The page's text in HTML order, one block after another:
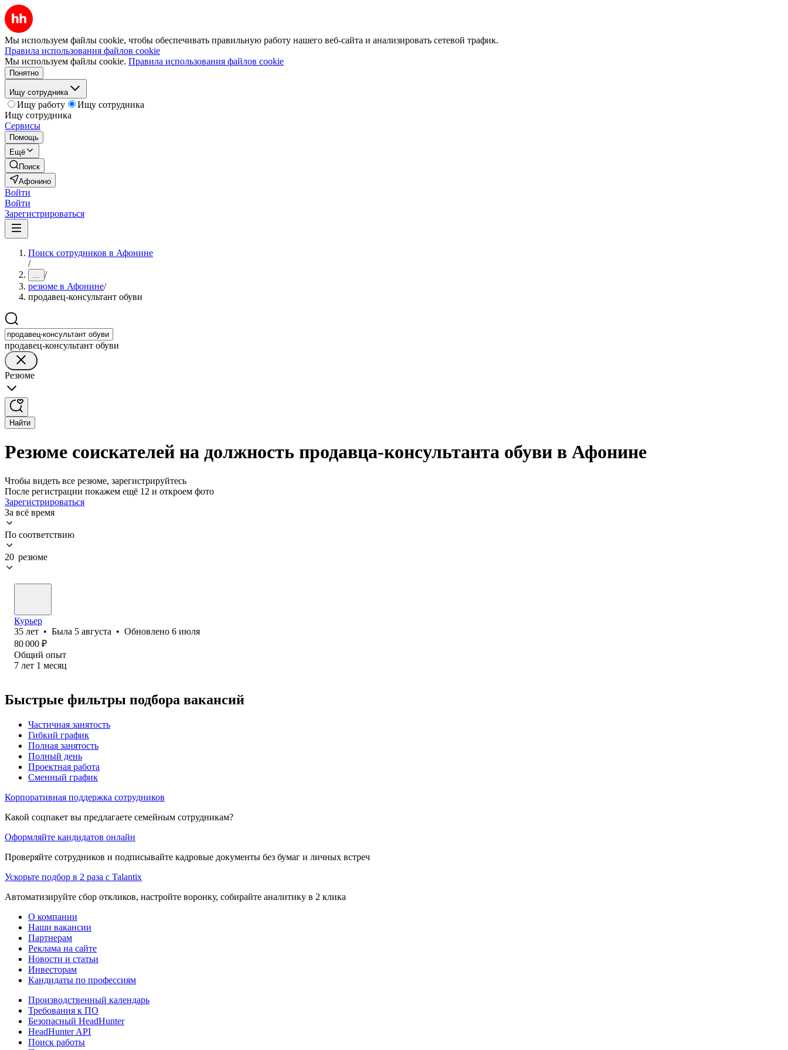
Мы используем файлы cookie, чтобы обеспечивать правильную работу нашего веб-сайта и анализировать сетевой трафик.
Правила использования файлов cookie
Мы используем файлы cookie. Правила использования файлов cookie
Понятно
Ищу сотрудника
Ищу работу
Ищу сотрудника
Ищу сотрудника
Сервисы
Помощь
Ещё
Поиск
Афонино
Войти
Войти
Зарегистрироваться
Поиск сотрудников в Афонине
/
... /
резюме в Афонине/
продавец-консультант обуви
продавец-консультант обуви
Резюме
Найти
Резюме соискателей на должность продавца-консультанта обуви в Афонине
Чтобы видеть все резюме, зарегистрируйтесь
После регистрации покажем ещё 12 и откроем фото
Зарегистрироваться
За всё время
По соответствию
20 резюме
Курьер
35 лет • Была 5 августа • Обновлено 6 июля
80 000 ₽
Общий опыт
7 лет 1 месяц
Быстрые фильтры подбора вакансий
Частичная занятость
Гибкий график
Полная занятость
Полный день
Проектная работа
Сменный график
Корпоративная поддержка сотрудников
Какой соцпакет вы предлагаете семейным сотрудникам?
Оформляйте кандидатов онлайн
Проверяйте сотрудников и подписывайте кадровые документы без бумаг и личных встреч
Ускорьте подбор в 2 раза с Talantix
Автоматизируйте сбор откликов, настройте воронку, собирайте аналитику в 2 клика
О компании
Наши вакансии
Партнерам
Реклама на сайте
Новости и статьи
Инвесторам
Кандидаты по профессиям
Производственный календарь
Требования к ПО
Безопасный HeadHunter
HeadHunter API
Поиск работы